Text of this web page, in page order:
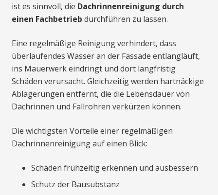
ist es sinnvoll, die Dachrinnenreinigung durch
einen Fachbetrieb durchführen zu lassen.
Eine regelmäßige Reinigung verhindert, dass
überlaufendes Wasser an der Fassade entlangläuft,
ins Mauerwerk eindringt und dort langfristig
Schäden verursacht. Gleichzeitig werden hartnäckige
Ablagerungen entfernt, die die Lebensdauer von
Dachrinnen und Fallrohren verkürzen können.
Die wichtigsten Vorteile einer regelmäßigen
Dachrinnenreinigung auf einen Blick:
Schäden frühzeitig erkennen und ausbessern
Schutz der Bausubstanz